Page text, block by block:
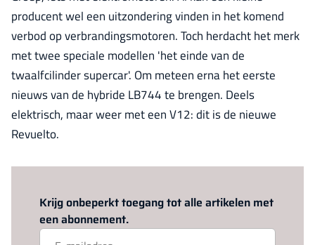
producent wel een uitzondering vinden in het komend
verbod op verbrandingsmotoren. Toch herdacht het merk
met twee speciale modellen 'het einde van de
twaalfcilinder supercar'. Om meteen erna het eerste
nieuws van de hybride LB744 te brengen. Deels
elektrisch, maar weer met een V12: dit is de nieuwe
Revuelto.
Krijg onbeperkt toegang tot alle artikelen met
een abonnement.